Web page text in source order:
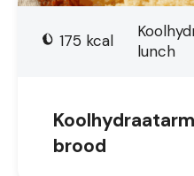
175 kcal
lunch
brood